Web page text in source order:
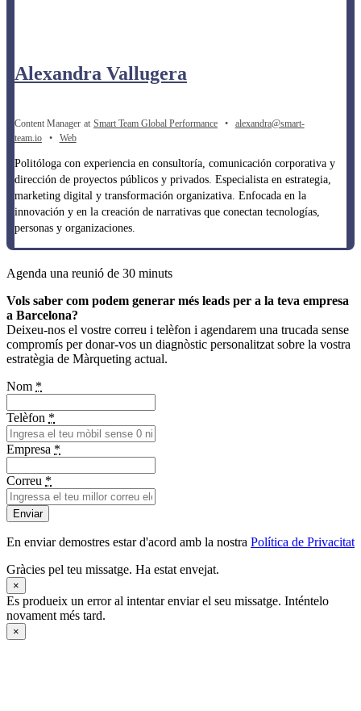
Alexandra Vallugera
Content Manager at Smart Team Global Performance •
alexandra@smart-
team.io
• Web
Politóloga con experiencia en consultoría, comunicación corporativa y
dirección de proyectos públicos y privados. Especialista en estrategia,
marketing digital y transformación organizativa. Enfocada en la
innovación y en la creación de narrativas que conectan tecnologías,
personas y organizaciones.
Agenda una reunió de 30 minuts
Vols saber com podem generar més leads per a la teva empresa
a Barcelona?
Deixeu-nos el vostre correu i telèfon i agendarem una trucada sense
compromís per donar-vos un diagnòstic personalitzat sobre la vostra
estratègia de Màrqueting actual.
Nom *
Telèfon *
Empresa *
Correu *
Enviar
En enviar demostres estar d'acord amb la nostra Política de Privacitat
Gràcies pel teu missatge. Ha estat envejat.
×
Es produeix un error al intentar enviar el seu missatge. Inténtelo
novament més tard.
×